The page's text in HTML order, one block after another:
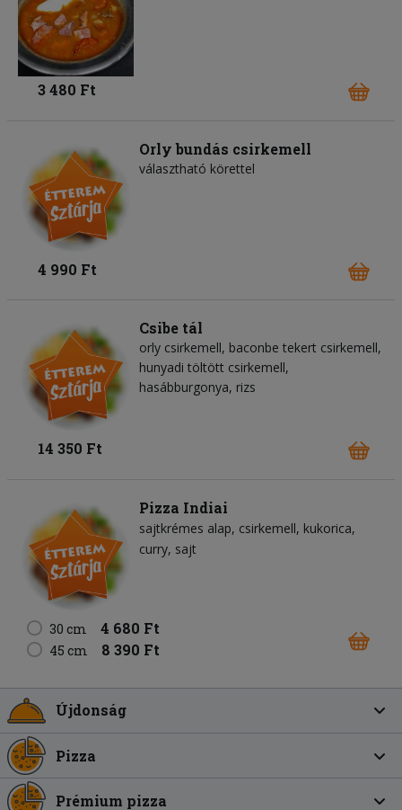
3 480 Ft
Orly bundás csirkemell
választható körettel
4 990 Ft
Csibe tál
orly csirkemell, baconbe tekert csirkemell,
hunyadi töltött csirkemell,
hasábburgonya, rizs
14 350 Ft
Pizza Indiai
sajtkrémes alap csirkemell kukorica
curry sajt
30 cm 4 680 Ft
45 cm 8 390 Ft
Újdonság
Pizza
Prémium pizza